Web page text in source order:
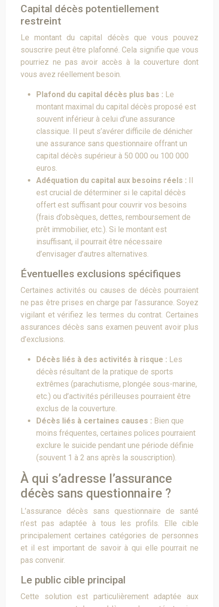
Capital décès potentiellement
restreint
Le montant du capital décès que vous pouvez
souscrire peut être plafonné. Cela signifie que vous
pourriez ne pas avoir accès à la couverture dont
vous avez réellement besoin.
Plafond du capital décès plus bas : Le
montant maximal du capital décès proposé est
souvent inférieur à celui d’une assurance
classique. Il peut s’avérer difficile de dénicher
une assurance sans questionnaire offrant un
capital décès supérieur à 50 000 ou 100 000
euros.
Adéquation du capital aux besoins réels : Il
est crucial de déterminer si le capital décès
offert est suffisant pour couvrir vos besoins
(frais d’obsèques, dettes, remboursement de
prêt immobilier, etc.). Si le montant est
insuffisant, il pourrait être nécessaire
d’envisager d’autres alternatives.
Éventuelles exclusions spécifiques
Certaines activités ou causes de décès pourraient
ne pas être prises en charge par l’assurance. Soyez
vigilant et vérifiez les termes du contrat. Certaines
assurances décès sans examen peuvent avoir plus
d’exclusions.
Décès liés à des activités à risque : Les
décès résultant de la pratique de sports
extrêmes (parachutisme, plongée sous-marine,
etc.) ou d’activités périlleuses pourraient être
exclus de la couverture.
Décès liés à certaines causes : Bien que
moins fréquentes, certaines polices pourraient
exclure le suicide pendant une période définie
(souvent 1 à 2 ans après la souscription).
À qui s’adresse l’assurance
décès sans questionnaire ?
L’assurance décès sans questionnaire de santé
n’est pas adaptée à tous les profils. Elle cible
principalement certaines catégories de personnes
et il est important de savoir à qui elle pourrait ne
pas convenir.
Le public cible principal
Cette solution est particulièrement adaptée aux